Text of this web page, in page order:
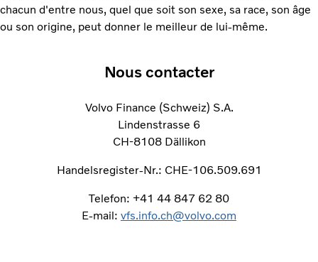
chacun d'entre nous, quel que soit son sexe, sa race, son âge
ou son origine, peut donner le meilleur de lui-même.
Nous contacter
Volvo Finance (Schweiz) S.A.
Lindenstrasse 6
CH-8108 Dällikon
Handelsregister-Nr.: CHE-106.509.691
Telefon: +41 44 847 62 80
E-mail: vfs.info.ch@volvo.com